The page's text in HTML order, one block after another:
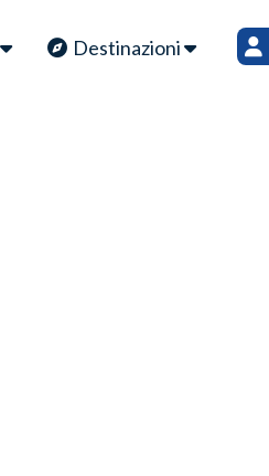
Destinazioni